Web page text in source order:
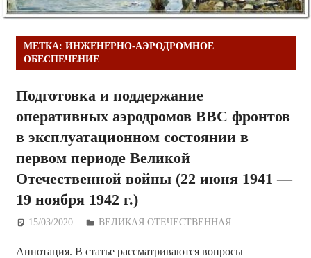
МЕТКА: ИНЖЕНЕРНО-АЭРОДРОМНОЕ
ОБЕСПЕЧЕНИЕ
Подготовка и поддержание
оперативных аэродромов ВВС фронтов
в эксплуатационном состоянии в
первом периоде Великой
Отечественной войны (22 июня 1941 —
19 ноября 1942 г.)
15/03/2020 Дежурный по Редакции
ВЕЛИКАЯ ОТЕЧЕСТВЕННАЯ
Аннотация. В статье рассматриваются вопросы